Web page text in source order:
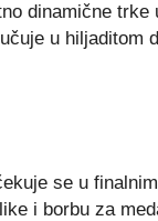
dinamične trke
u hiljaditom
se u
i borbu za